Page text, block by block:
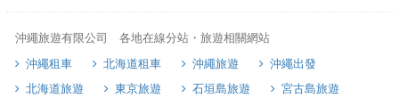
沖繩旅遊有限公司 各地在線分站・旅遊相關網站
沖繩租車
北海道租車 沖繩旅遊
沖繩出發
北海道旅遊
東京旅遊 石垣島旅遊 宮古島旅遊